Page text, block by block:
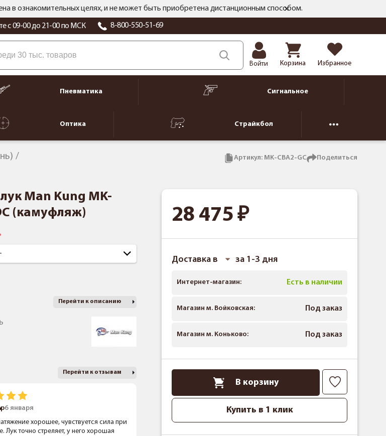
в ознакомительных целях, и не может быть приобретена дистанционным способом.
с 09-00 до 21-00 по МСК 8-800-550-51-69
Войти Корзина Избранное
Пневматика Сигнальное
Оптика Страйкбол
Артикул: MK-CBA2-GC Поделиться
Man Kung MK-
(камуфляж)
Перейти к описанию
Перейти к отзывам
6 января
хорошее, чувствуется сила при
Лук точно стреляет, у него хорошая
28 475
Доставка в за 1-3 дня
Интернет-магазин: Есть в наличии
Магазин м. Войковская: Под заказ
Магазин м. Коньково: Под заказ
В корзину
Купить в 1 клик